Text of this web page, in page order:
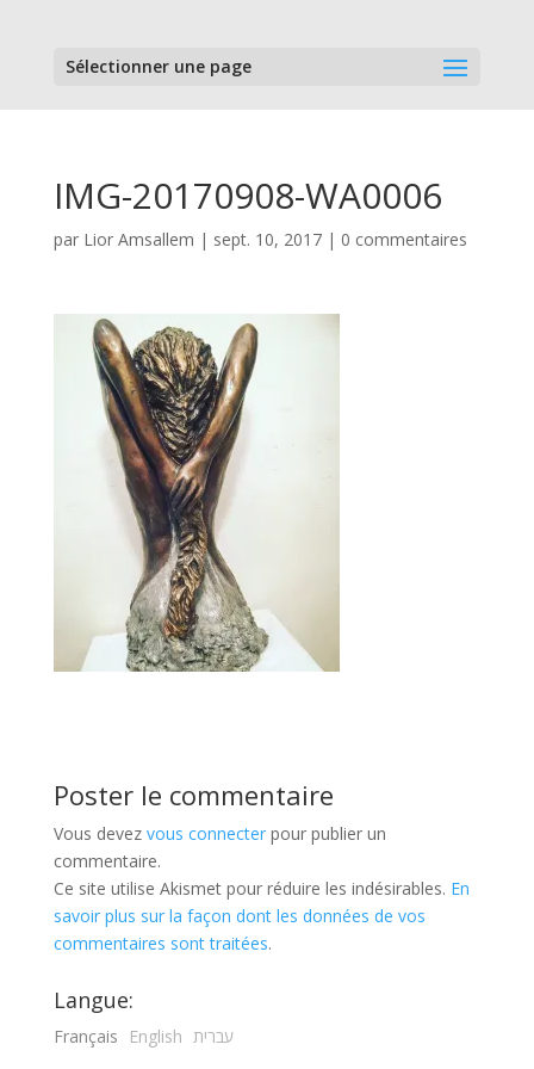
Sélectionner une page
IMG-20170908-WA0006
par Lior Amsallem | sept. 10, 2017| 0 commentaires
Poster le commentaire
Vous devez vous connecterpour publier un
commentaire.
Ce site utilise Akismet pour réduire les indésirables. En
savoir plus sur la façon dont les données de vos
commentaires sont traitées.
Langue:
Français English עברית